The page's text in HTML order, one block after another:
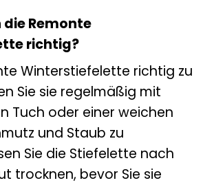
Remonte
richtig?
Winterstiefelette richtig zu
Sie sie regelmäßig mit
Tuch oder einer weichen
und Staub zu
Sie die Stiefelette nach
trocknen, bevor Sie sie